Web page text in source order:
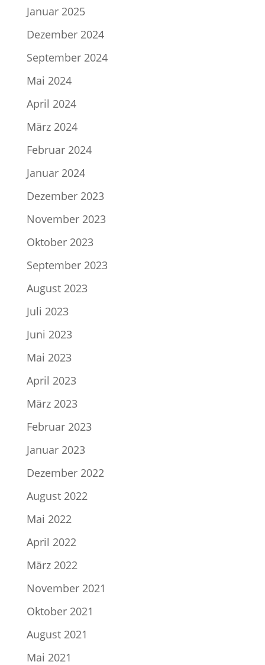
Januar 2025
Dezember 2024
September 2024
Mai 2024
April 2024
März 2024
Februar 2024
Januar 2024
Dezember 2023
November 2023
Oktober 2023
September 2023
August 2023
Juli 2023
Juni 2023
Mai 2023
April 2023
März 2023
Februar 2023
Januar 2023
Dezember 2022
August 2022
Mai 2022
April 2022
März 2022
November 2021
Oktober 2021
August 2021
Mai 2021